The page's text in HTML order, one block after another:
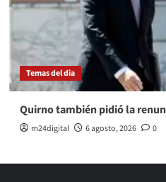
Temas del dia
Quirno también pidió la
m24digital 6 agosto, 2026 0